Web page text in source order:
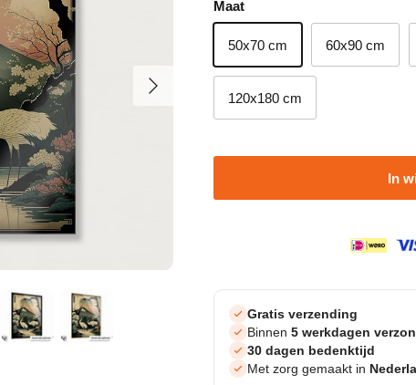
Volgende
Maat
50x70 cm 60x90 cm
120x180 cm
In
Gratis verzending
Binnen 5 werkdagen
30 dagen bedenktijd
Met zorg gemaakt in